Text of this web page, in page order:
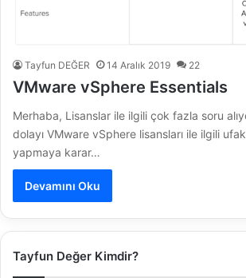
Tayfun DEĞER 14 Aralık 2019 22
VMware vSphere Essentials
Merhaba, Lisanslar ile ilgili çok fazla soru
dolayı VMware vSphere lisansları ile ilgili
yapmaya karar…
Devamını Oku
Tayfun Değer Kimdir?